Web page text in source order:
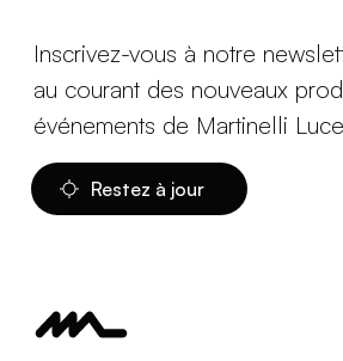
Inscrivez-vous à notre
au courant des nouveaux
événements de Martinelli Luce
Restez à jour